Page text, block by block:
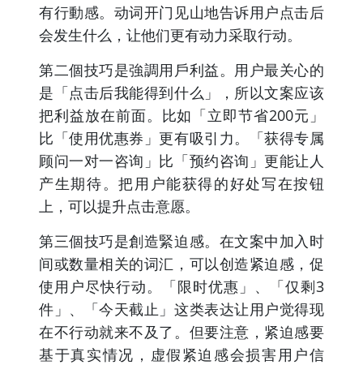
有行動感。动词开门见山地告诉用户点击后
会发生什么，让他们更有动力采取行动。
第二個技巧是強調用戶利益。用户最关心的
是「点击后我能得到什么」，所以文案应该
把利益放在前面。比如「立即节省200元」
比「使用优惠券」更有吸引力。「获得专属
顾问一对一咨询」比「预约咨询」更能让人
产生期待。把用户能获得的好处写在按钮
上，可以提升点击意愿。
第三個技巧是創造緊迫感。在文案中加入时
间或数量相关的词汇，可以创造紧迫感，促
使用户尽快行动。「限时优惠」、「仅剩3
件」、「今天截止」这类表达让用户觉得现
在不行动就来不及了。但要注意，紧迫感要
基于真实情况，虚假紧迫感会损害用户信